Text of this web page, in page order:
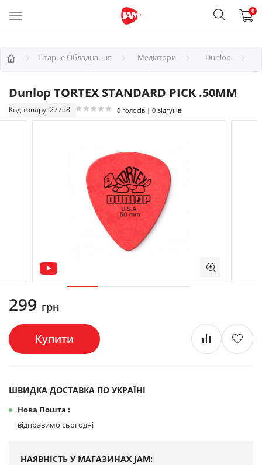
0
Гітарне Обладнання Медіатори Dunlop
Dunlop TORTEX STANDARD PICK .50MM
Код товару: 27758 0 голосів | 0 відгуків
299 грн
Купити
ШВИДКА ДОСТАВКА ПО УКРАЇНІ
Нова Пошта :
відправимо сьогодні
НАЯВНІСТЬ У МАГАЗИНАХ JAM: